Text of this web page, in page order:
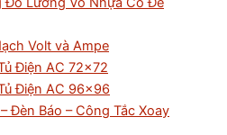
Volt và Ampe
Điện AC 72×72
Điện AC 96×96
Đèn Báo – Công Tắc Xoay